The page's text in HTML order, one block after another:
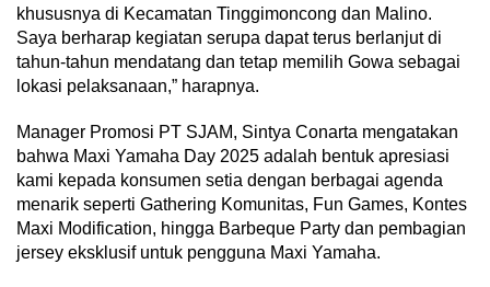
khususnya di Kecamatan Tinggimoncong dan Malino.
Saya berharap kegiatan serupa dapat terus berlanjut di
tahun-tahun mendatang dan tetap memilih Gowa sebagai
lokasi pelaksanaan,” harapnya.
Manager Promosi PT SJAM, Sintya Conarta mengatakan
bahwa Maxi Yamaha Day 2025 adalah bentuk apresiasi
kami kepada konsumen setia dengan berbagai agenda
menarik seperti Gathering Komunitas, Fun Games, Kontes
Maxi Modification, hingga Barbeque Party dan pembagian
jersey eksklusif untuk pengguna Maxi Yamaha.